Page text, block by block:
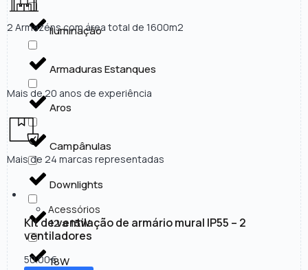
Iluminação
Armaduras Estanques
Aros
Campânulas
Downlights
12 a 15W
18W
2 Armazéns com área total de 1600m2
Mais de 20 anos de experiência
Mais de 24 marcas representadas
Acessórios
Kit de ventilação de armário mural IP55 – 2
ventiladores
50.00€